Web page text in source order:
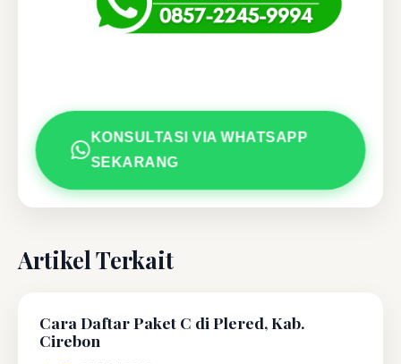
KONSULTASI VIA WHATSAPP
SEKARANG
Artikel Terkait
Cara Daftar Paket C di Plered, Kab.
Cirebon